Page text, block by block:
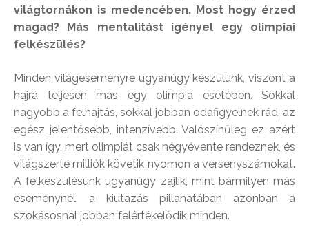
világtornákon is medencében. Most hogy érzed
magad? Más mentalitást igényel egy olimpiai
felkészülés?
Minden világeseményre ugyanúgy készülünk, viszont a
hajrá teljesen más egy olimpia esetében. Sokkal
nagyobb a felhajtás, sokkal jobban odafigyelnek rád, az
egész jelentősebb, intenzívebb. Valószínűleg ez azért
is van így, mert olimpiát csak négyévente rendeznek, és
világszerte milliók követik nyomon a versenyszámokat.
A felkészülésünk ugyanúgy zajlik, mint bármilyen más
eseménynél, a kiutazás pillanatában azonban a
szokásosnál jobban felértékelődik minden.